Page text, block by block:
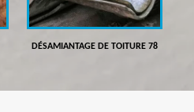
DÉSAMIANTAGE DE TOITURE 78